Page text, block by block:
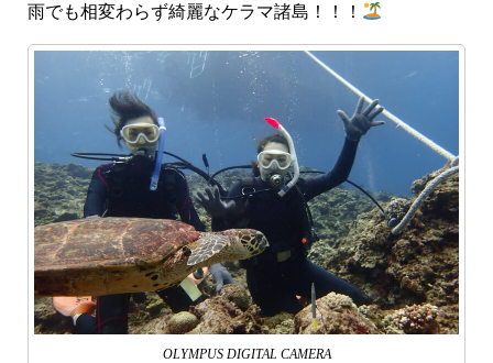
雨でも相変わらず綺麗なケラマ諸島！！！
OLYMPUS DIGITAL CAMERA